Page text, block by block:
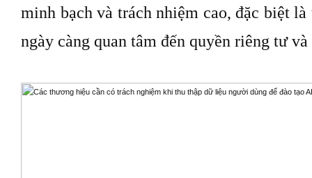
minh bạch và trách nhiệm cao, đặc biệt
ngày càng quan tâm đến quyền riêng tư